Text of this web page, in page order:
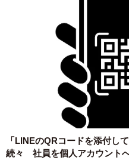
「LINEのQRコードを添付し
続々 社員を個人アカウント